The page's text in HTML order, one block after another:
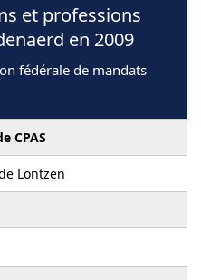
et professions
en 2009
fédérale de mandats
CPAS
Lontzen